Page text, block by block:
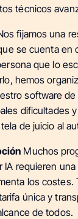
técnicos
fijamos una
se cuenta en
que lo
hemos
software
dificultades
de juicio al
Muchos
IA requieren
los costes.
única y
de todos.